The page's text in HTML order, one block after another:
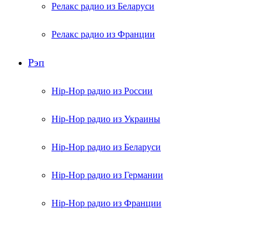
Релакс радио из Беларуси
Релакс радио из Франции
Рэп
Hip-Hop радио из России
Hip-Hop радио из Украины
Hip-Hop радио из Беларуси
Hip-Hop радио из Германии
Hip-Hop радио из Франции